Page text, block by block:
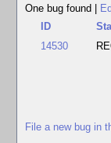
One bug found
ID
14530
File a new bug in